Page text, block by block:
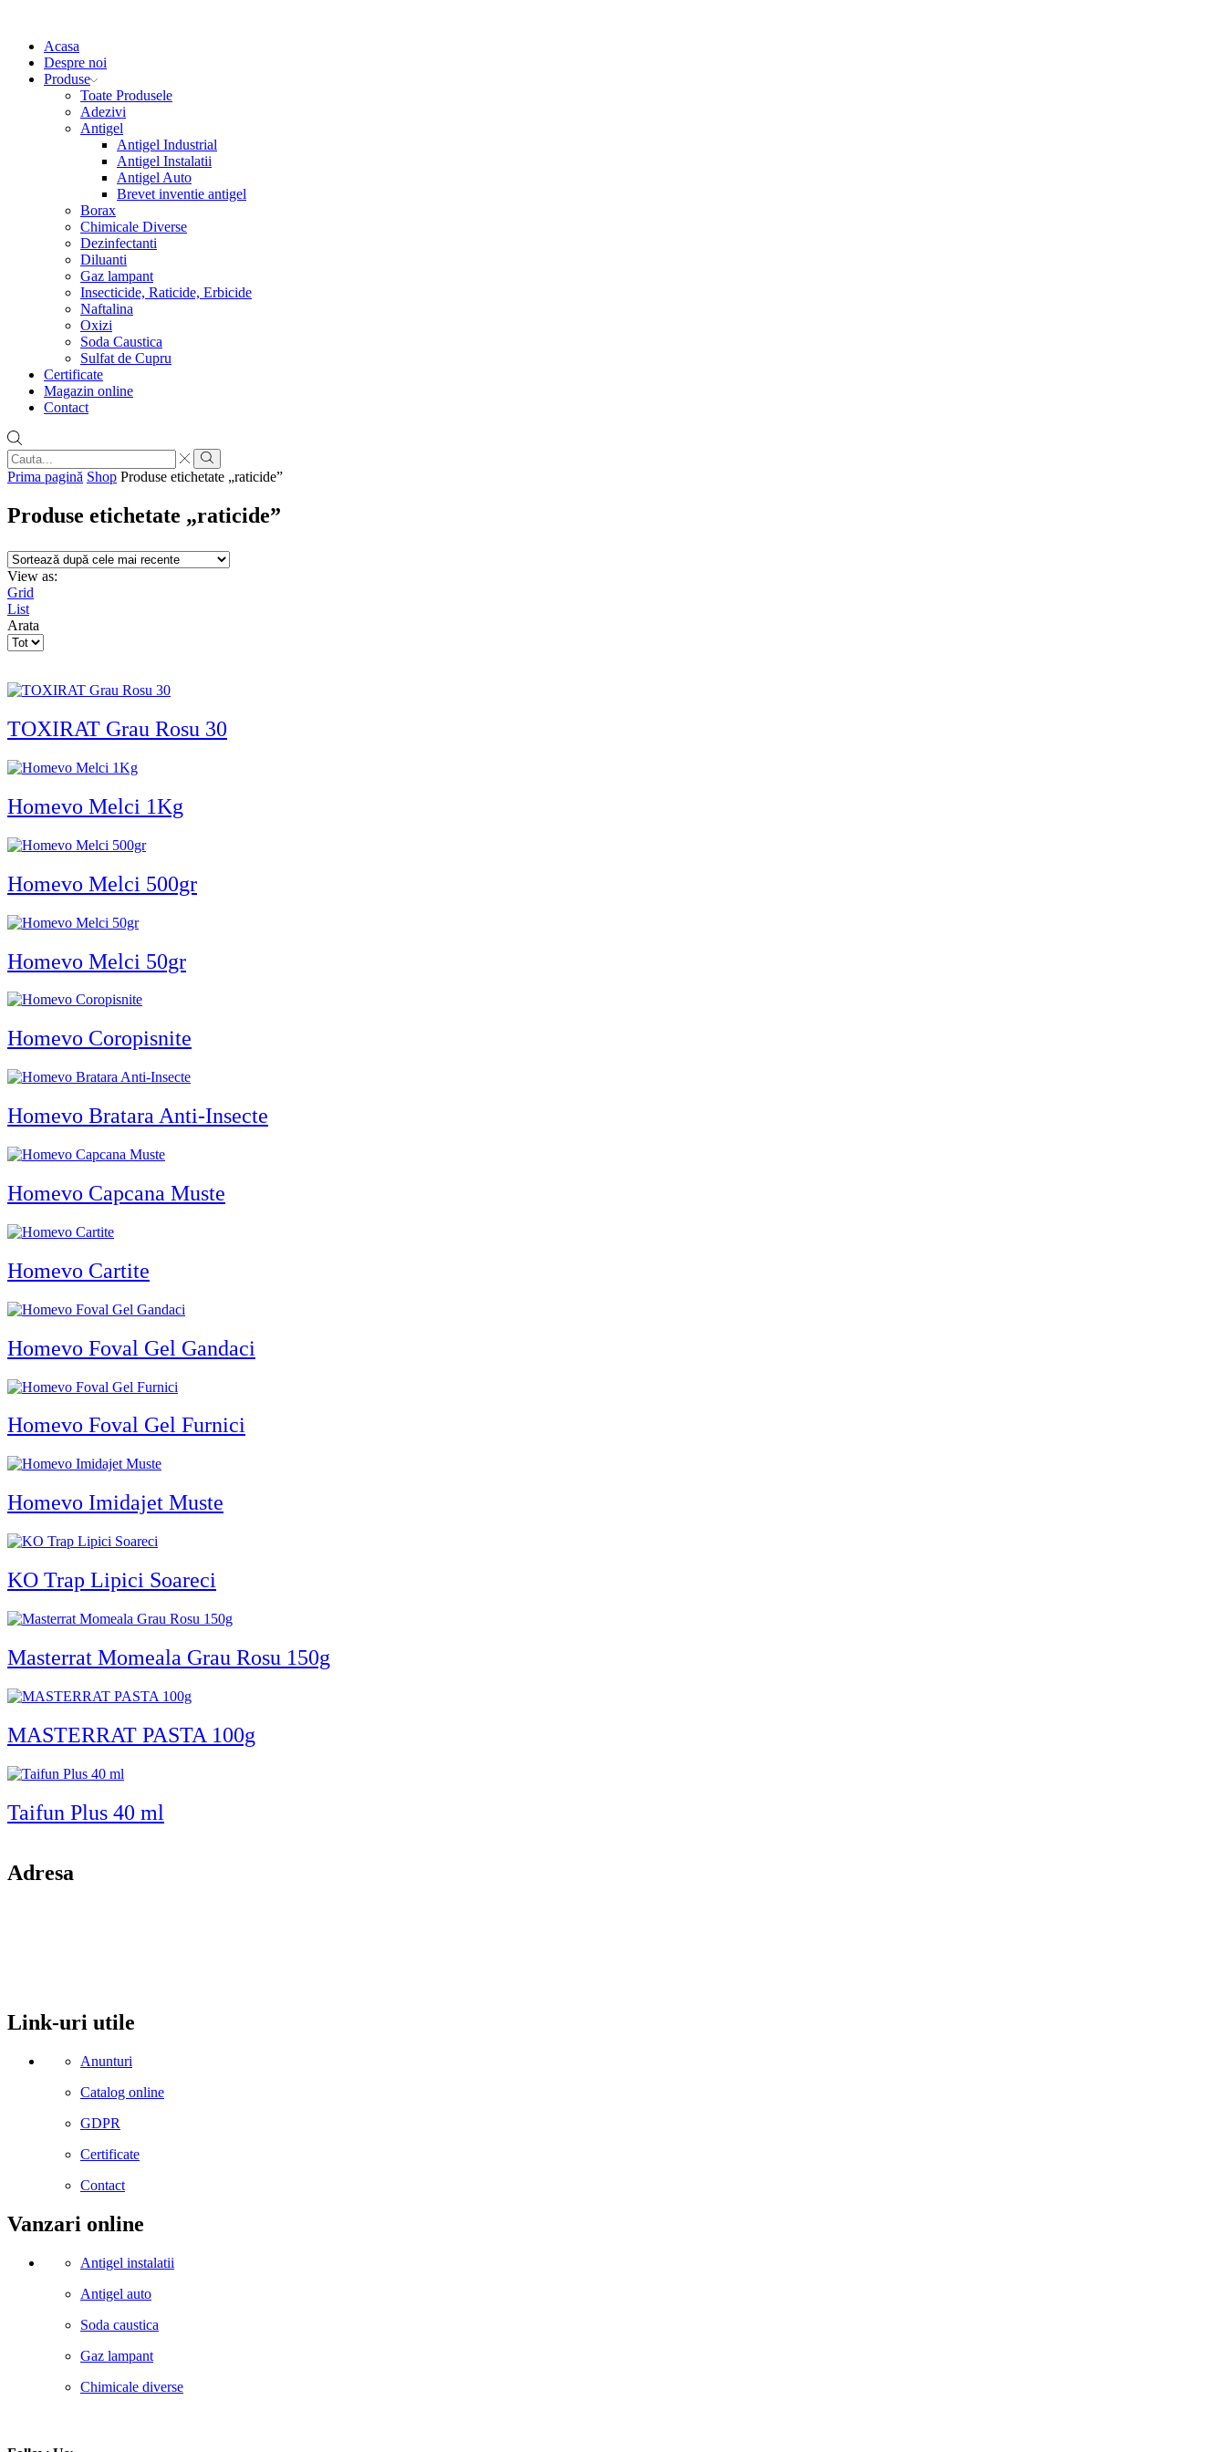
Acasa
Despre noi
Produse
Toate Produsele
Adezivi
Antigel
Antigel Industrial
Antigel Instalatii
Antigel Auto
Brevet inventie antigel
Borax
Chimicale Diverse
Dezinfectanti
Diluanti
Gaz lampant
Insecticide, Raticide, Erbicide
Naftalina
Oxizi
Soda Caustica
Sulfat de Cupru
Certificate
Magazin online
Contact
Search
input
Search
Prima pagină Shop Produse etichetate „raticide”
Produse etichetate „raticide”
View as:
Grid
List
Arata
Products
TOXIRAT Grau Rosu 30
Homevo Melci 1Kg
Homevo Melci 500gr
Homevo Melci 50gr
Homevo Coropisnite
Homevo Bratara Anti-Insecte
Homevo Capcana Muste
Homevo Cartite
Homevo Foval Gel Gandaci
Homevo Foval Gel Furnici
Homevo Imidajet Muste
KO Trap Lipici Soareci
Masterrat Momeala Grau Rosu 150g
MASTERRAT PASTA 100g
Taifun Plus 40 ml
Adresa
Link-uri utile
Anunturi
Catalog online
GDPR
Certificate
Contact
Vanzari online
Antigel instalatii
Antigel auto
Soda caustica
Gaz lampant
Chimicale diverse